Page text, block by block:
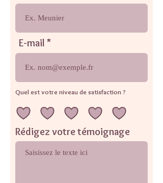
E-mail
Quel est votre niveau de satisfaction ?
Rédigez votre témoignage